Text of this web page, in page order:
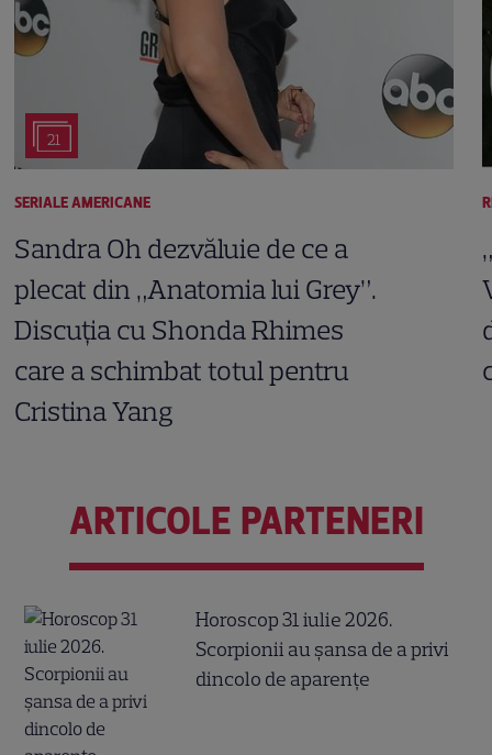
21
SERIALE AMERICANE
Sandra Oh dezvăluie de ce a
plecat din „Anatomia lui Grey”.
Discuția cu Shonda Rhimes
care a schimbat totul pentru
Cristina Yang
ARTICOLE PARTENERI
Horoscop 31 iulie 2026.
Scorpionii au șansa de a privi
dincolo de aparențe